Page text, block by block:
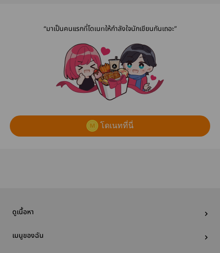
“มาเป็นคนแรกที่โดเนทให้กำลังใจนักเขียนกันเถอะ”
โดเนทที่นี่
ดูเนื้อหา
เมนูของฉัน